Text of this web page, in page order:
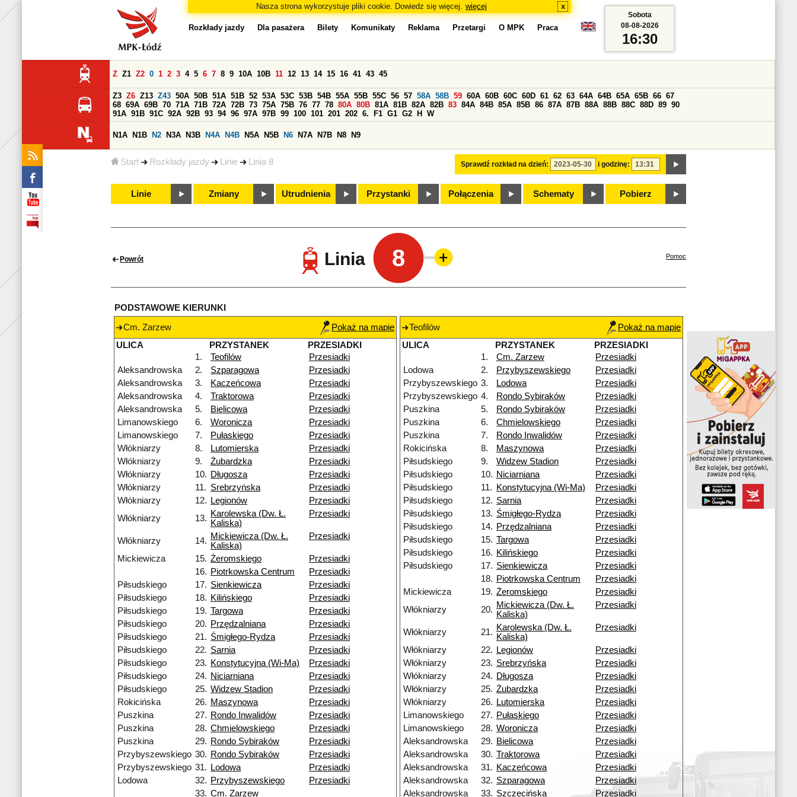
Nasza strona wykorzystuje pliki cookie. Dowiedz się więcej. więcej x
Start Rozkłady jazdy Linie Linia 8
Rozkłady jazdy Dla pasażera Bilety Komunikaty Reklama Przetargi O MPK Praca
Sprawdź rozkład na dzień: i godzinę:
Z Z1 Z2 0 1 2 3 4 5 6 7 8 9 10A 10B 11 12 13 14 15 16 41 43 45
Z3 Z6 Z13 Z43 50A 50B 51A 51B 52 53A 53C 53B 54B 55A 55B 55C 56 57 58A 58B 59 60A 60B 60C 60D 61 62 63 64A 64B 65A 65B 66 67
68 69A 69B 70 71A 71B 72A 72B 73 75A 75B 76 77 78 80A 80B 81A 81B 82A 82B 83 84A 84B 85A 85B 86 87A 87B 88A 88B 88C 88D 89 90
91A 91B 91C 92A 92B 93 94 96 97A 97B 99 100 101 201 202 6. F1 G1 G2 H W
N1A N1B N2 N3A N3B N4A N4B N5A N5B N6 N7A N7B N8 N9
Linie Zmiany Utrudnienia Przystanki Połączenia Schematy Pobierz
Sobota
08-08-2026
16:30
Powrót Linia 8 Pomoc
PODSTAWOWE KIERUNKI
Cm. Zarzew
Pokaż na mapie
ULICA
PRZYSTANEK
PRZESIADKI
1.
Teofilów
Przesiadki
Aleksandrowska
2. Szparagowa
Przesiadki
Aleksandrowska
3. Kaczeńcowa
Przesiadki
Aleksandrowska
4. Traktorowa
Przesiadki
Aleksandrowska
5. Bielicowa
Przesiadki
Limanowskiego
6. Woronicza
Przesiadki
Limanowskiego
7. Pułaskiego
Przesiadki
Włókniarzy
8. Lutomierska
Przesiadki
Włókniarzy
9. Żubardzka
Przesiadki
Włókniarzy
10. Długosza
Przesiadki
Włókniarzy
11. Srebrzyńska
Przesiadki
Włókniarzy
12. Legionów
Przesiadki
Włókniarzy
13. Karolewska (Dw. Ł.
Kaliska)
Przesiadki
Włókniarzy 14. Mickiewicza (Dw. Ł.
Kaliska)
Przesiadki
Mickiewicza 15. Żeromskiego
Przesiadki
16. Piotrkowska Centrum
Przesiadki
Piłsudskiego
17. Sienkiewicza
Przesiadki
Piłsudskiego
18. Kilińskiego
Przesiadki
Piłsudskiego
19. Targowa
Przesiadki
Piłsudskiego
20. Przędzalniana
Przesiadki
Piłsudskiego
21. Śmigłego-Rydza
Przesiadki
Piłsudskiego
22. Sarnia
Przesiadki
Piłsudskiego
23. Konstytucyjna (Wi-Ma)
Przesiadki
Piłsudskiego
24. Niciarniana
Przesiadki
Piłsudskiego
25. Widzew Stadion
Przesiadki
Rokicińska
26. Maszynowa
Przesiadki
Puszkina
27. Rondo Inwalidów
Przesiadki
Puszkina
28. Chmielowskiego
Przesiadki
Puszkina
29. Rondo Sybiraków
Przesiadki
Przybyszewskiego 30. Rondo Sybiraków
Przesiadki
Przybyszewskiego 31. Lodowa
Przesiadki
Lodowa
32. Przybyszewskiego
Przesiadki
33. Cm. Zarzew
Teofilów
Pokaż na mapie
ULICA
PRZYSTANEK
PRZESIADKI
1.
Cm. Zarzew
Przesiadki
Lodowa
2. Przybyszewskiego
Przesiadki
Przybyszewskiego 3. Lodowa
Przesiadki
Przybyszewskiego 4. Rondo Sybiraków
Przesiadki
Puszkina
5. Rondo Sybiraków
Przesiadki
Puszkina
6. Chmielowskiego
Przesiadki
Puszkina
7. Rondo Inwalidów
Przesiadki
Rokicińska
8. Maszynowa
Przesiadki
Piłsudskiego
9. Widzew Stadion
Przesiadki
Piłsudskiego
10. Niciarniana
Przesiadki
Piłsudskiego
11. Konstytucyjna (Wi-Ma)
Przesiadki
Piłsudskiego
12. Sarnia
Przesiadki
Piłsudskiego
13. Śmigłego-Rydza
Przesiadki
Piłsudskiego
14. Przędzalniana
Przesiadki
Piłsudskiego
15. Targowa
Przesiadki
Piłsudskiego
16. Kilińskiego
Przesiadki
Piłsudskiego
17. Sienkiewicza
Przesiadki
18. Piotrkowska Centrum
Przesiadki
Mickiewicza
19. Żeromskiego
Przesiadki
Włókniarzy
20. Mickiewicza (Dw. Ł.
Kaliska)
Przesiadki
Włókniarzy 21. Karolewska (Dw. Ł.
Kaliska)
Przesiadki
Włókniarzy 22. Legionów
Przesiadki
Włókniarzy
23. Srebrzyńska
Przesiadki
Włókniarzy
24. Długosza
Przesiadki
Włókniarzy
25. Żubardzka
Przesiadki
Włókniarzy
26. Lutomierska
Przesiadki
Limanowskiego
27. Pułaskiego
Przesiadki
Limanowskiego
28. Woronicza
Przesiadki
Aleksandrowska
29. Bielicowa
Przesiadki
Aleksandrowska
30. Traktorowa
Przesiadki
Aleksandrowska
31. Kaczeńcowa
Przesiadki
Aleksandrowska
32. Szparagowa
Przesiadki
Aleksandrowska
33. Szczecińska Przesiadki